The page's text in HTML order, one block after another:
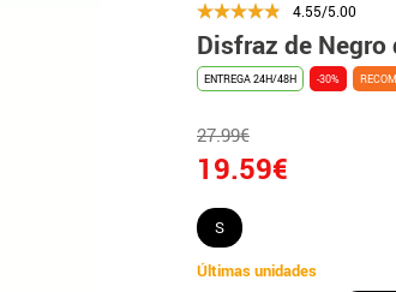
4.55/5.00
Disfraz de Negro
ENTREGA 24H/48H -30%
27.99€
19.59€
S
Últimas unidades